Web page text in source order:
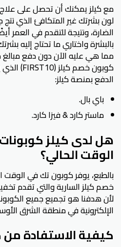
مع كيلز يمكنك أن تحصل على
لون بشرتك غير المتكافئ الذي
الضارة، ونتيجة للتقدم في العمر
بالبشرة واختاري ما تحتاج إليه
مما هي عليه الآن دون دفع
الدفع بمنصة كيلز:
باي بال.
ماستر كارد & فيزا كارد.
هل لدى كيلز
الوقت الحالي؟
بالطبع، يوفر كوبون تك في الوقت
لأن هدفنا هو تجميع جميع
الإلكترونية في منطقة الشرق
كيفية الاستفادة